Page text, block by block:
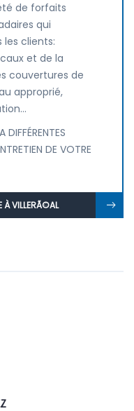
de forfaits
qui
les clients:
et de la
couvertures de
approprié,
DIFFÉRENTES
DE VOTRE
À VILLERÃ©AL